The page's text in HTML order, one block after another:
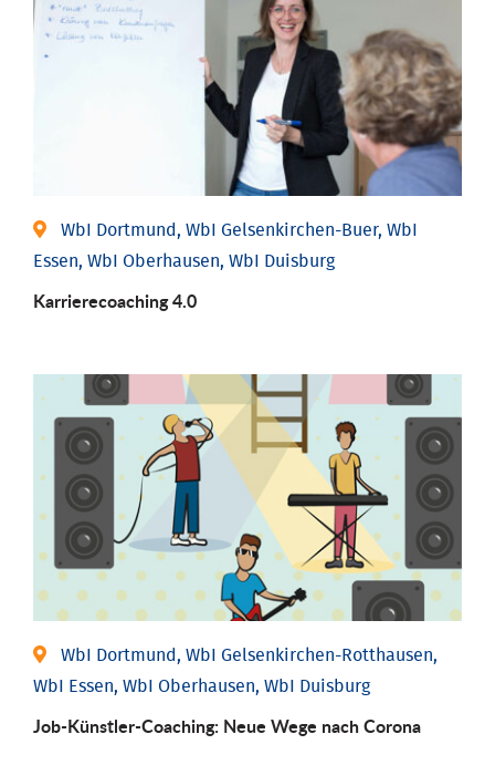
WbI Dortmund, WbI Gelsenkirchen-Buer, WbI
Essen, WbI Oberhausen, WbI Duisburg
Karriere­coaching 4.0
WbI Dortmund, WbI Gelsenkirchen-Rotthausen,
WbI Essen, WbI Oberhausen, WbI Duisburg
Job-Künstler-Coaching: Neue Wege nach Corona